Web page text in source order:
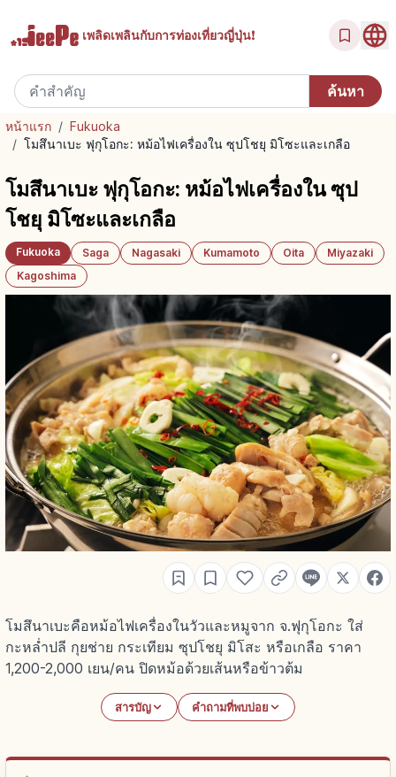
เพลิดเพลินกับการท่องเที่ยวญี่ปุ่น!
หน้าแรก / Fukuoka
/ โมสึนาเบะ ฟุกุโอกะ: หม้อไฟเครื่องใน ซุปโชยุ มิโซะและเกลือ
โมสึนาเบะ ฟุกุโอกะ: หม้อไฟเครื่องใน ซุป
โชยุ มิโซะและเกลือ
Fukuoka Saga Nagasaki Kumamoto Oita
Miyazaki
Kagoshima
โมสึนาเบะคือหม้อไฟเครื่องในวัวและหมูจาก จ.ฟุกุโอกะ ใส่
กะหล่ำปลี กุยช่าย กระเทียม ซุปโชยุ มิโสะ หรือเกลือ ราคา
1,200-2,000 เยน/คน ปิดหม้อด้วยเส้นหรือข้าวต้ม
สารบัญ คำถามที่พบบ่อย